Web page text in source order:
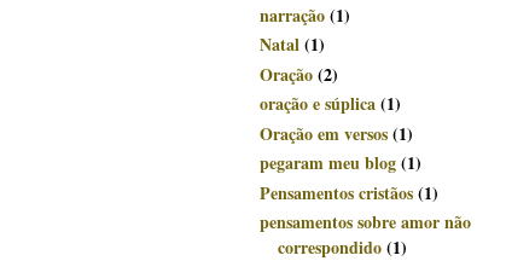
narração(1)
Natal(1)
Oração(2)
oração e súplica(1)
Oração em versos(1)
pegaram meu blog(1)
Pensamentos cristãos(1)
pensamentos sobre amor não
correspondido(1)